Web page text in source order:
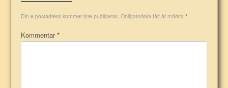
Din e-postadress kommer inte publiceras. Obligatoriska fält är märkta *
Kommentar*